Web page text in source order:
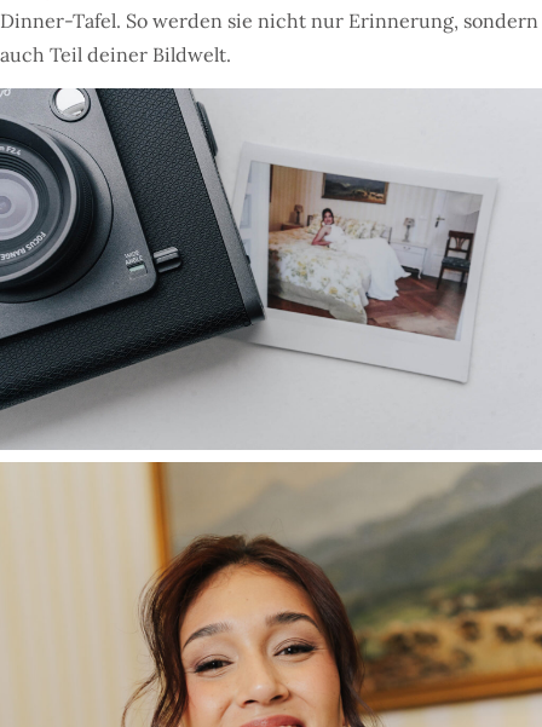
Dinner-Tafel. So werden sie nicht nur Erinnerung, sondern
auch Teil deiner Bildwelt.